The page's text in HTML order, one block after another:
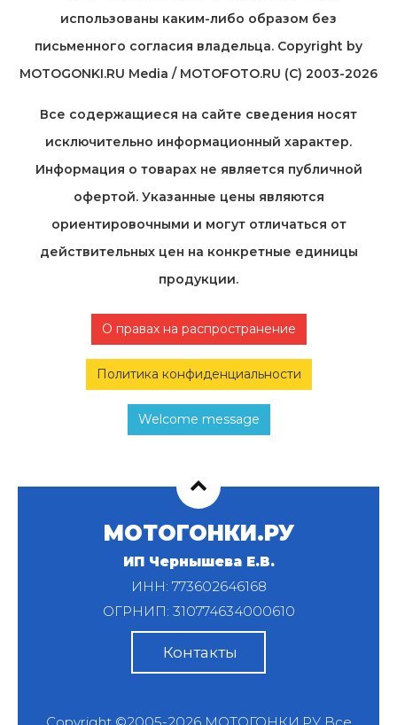
использованы каким-либо образом без
письменного согласия владельца. Copyright by
MOTOGONKI.RU Media / MOTOFOTO.RU (C) 2003-2026
Все содержащиеся на cайте сведения носят
исключительно информационный характер.
Информация о товарах не является публичной
офертой. Указанные цены являются
ориентировочными и могут отличаться от
действительных цен на конкретные единицы
продукции.
О правах на распространение
Политика конфиденциальности
Welcome message
МОТОГОНКИ.РУ
ИП Чернышева Е.В.
ИНН: 773602646168
ОГРНИП: 310774634000610
Контакты